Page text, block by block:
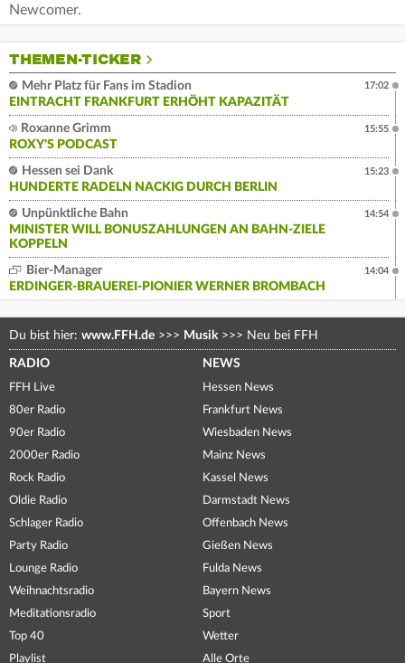
Newcomer.
THEMEN-TICKER
Mehr Platz für Fans im Stadion
EINTRACHT FRANKFURT ERHÖHT KAPAZITÄT
17:02
Roxanne Grimm
ROXY'S PODCAST
15:55
Hessen sei Dank
HUNDERTE RADELN NACKIG DURCH BERLIN
15:23
Unpünktliche Bahn
MINISTER WILL BONUSZAHLUNGEN AN BAHN-ZIELE
KOPPELN
14:54
Bier-Manager
ERDINGER-BRAUEREI-PIONIER WERNER BROMBACH
14:04
Du bist hier: www.FFH.de >>> Musik >>> Neu bei FFH
RADIO
FFH Live
80er Radio
90er Radio
2000er Radio
Rock Radio
Oldie Radio
Schlager Radio
Party Radio
Lounge Radio
Weihnachtsradio
Meditationsradio
Top 40
Playlist
NEWS
Hessen News
Frankfurt News
Wiesbaden News
Mainz News
Kassel News
Darmstadt News
Offenbach News
Gießen News
Fulda News
Bayern News
Sport
Wetter
Alle Orte